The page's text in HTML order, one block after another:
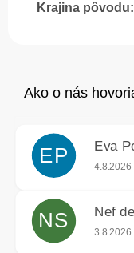
Krajina pôvodu:
EP Eva
4.8.2026
NS Nef
3.8.2026